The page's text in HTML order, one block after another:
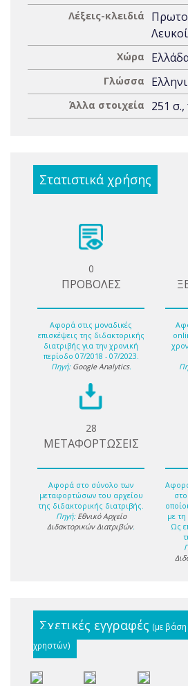
Λέξεις-κλειδιά
Χώρα
Γλώσσα
Άλλα στοιχεία 251
Στατιστικά χρήσης
0
ΠΡΟΒΟΛΕΣ
Αφορά στις μοναδικές
επισκέψεις της διδακτορικής
διατριβής για την χρονική
περίοδο 07/2018 - 07/2023.
Πηγή: Google Analytics.
28
ΜΕΤΑΦΟΡΤΩΣΕΙΣ
Αφορά στο σύνολο των
μεταφορτώσων του αρχείου
της διδακτορικής διατριβής.
Πηγή: Εθνικό Αρχείο
Διδακτορικών Διατριβών.
με τη
Ως
Σχετικές εγγραφές (με βάση
χρηστών)